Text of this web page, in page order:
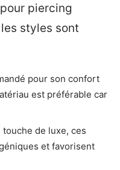
piercing
styles sont
pour son confort
est préférable car
touche de luxe, ces
et favorisent